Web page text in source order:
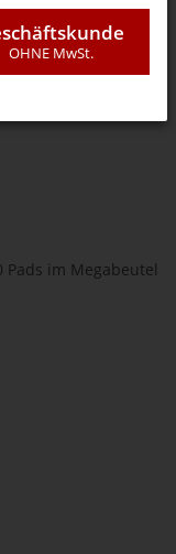
OHNE MwSt.